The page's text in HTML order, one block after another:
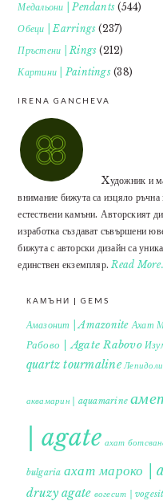
Медальони | Pendants (544)
Обеци | Earrings (237)
Пръстени | Rings (212)
Картини | Paintings(38)
IRENA GANCHEVA
Xудожник и
внимание бижута са изцяло
естествени камъни. Авторският
изработка създават съвършени
бижута с авторски дизайн са
единствен екземпляр. Read
КАМЪНИ | GEMS
Амазонит | Amazonite Ахат
Рабово | Agate Rabovo
quartz tourmaline
аквамарин | aquamarine
| agate ахат
bulgaria ахат мароко |
druzy agate вогесит |